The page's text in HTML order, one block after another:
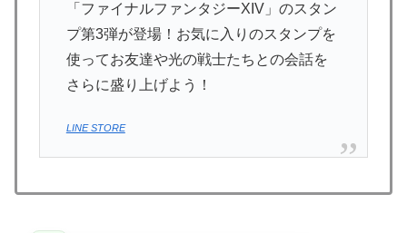
「ファイナルファンタジーXIV」のスタン
プ第3弾が登場！お気に入りのスタンプを
使ってお友達や光の戦士たちとの会話を
さらに盛り上げよう！
LINE STORE